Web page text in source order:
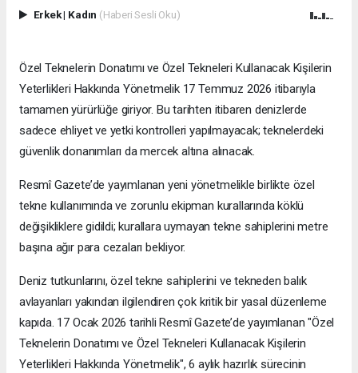
Erkek| Kadın (Haberi Sesli Oku)
Özel Teknelerin Donatımı ve Özel Tekneleri Kullanacak Kişilerin
Yeterlikleri Hakkında Yönetmelik 17 Temmuz 2026 itibarıyla
tamamen yürürlüğe giriyor. Bu tarihten itibaren denizlerde
sadece ehliyet ve yetki kontrolleri yapılmayacak; teknelerdeki
güvenlik donanımları da mercek altına alınacak.
​Resmî Gazete’de yayımlanan yeni yönetmelikle birlikte özel
tekne kullanımında ve zorunlu ekipman kurallarında köklü
değişikliklere gidildi; kurallara uymayan tekne sahiplerini metre
başına ağır para cezaları bekliyor.
​Deniz tutkunlarını, özel tekne sahiplerini ve tekneden balık
avlayanları yakından ilgilendiren çok kritik bir yasal düzenleme
kapıda. 17 Ocak 2026 tarihli Resmî Gazete’de yayımlanan "Özel
Teknelerin Donatımı ve Özel Tekneleri Kullanacak Kişilerin
Yeterlikleri Hakkında Yönetmelik", 6 aylık hazırlık sürecinin